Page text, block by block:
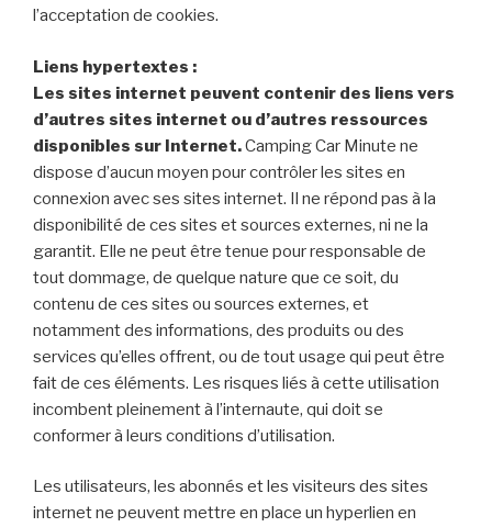
l’acceptation de cookies.
Liens hypertextes :
Les sites internet peuvent contenir des liens vers
d’autres sites internet ou d’autres ressources
disponibles sur Internet.Camping Car Minute ne
dispose d’aucun moyen pour contrôler les sites en
connexion avec ses sites internet. Il ne répond pas à la
disponibilité de ces sites et sources externes, ni ne la
garantit. Elle ne peut être tenue pour responsable de
tout dommage, de quelque nature que ce soit, du
contenu de ces sites ou sources externes, et
notamment des informations, des produits ou des
services qu’elles offrent, ou de tout usage qui peut être
fait de ces éléments. Les risques liés à cette utilisation
incombent pleinement à l’internaute, qui doit se
conformer à leurs conditions d’utilisation.
Les utilisateurs, les abonnés et les visiteurs des sites
internet ne peuvent mettre en place un hyperlien en